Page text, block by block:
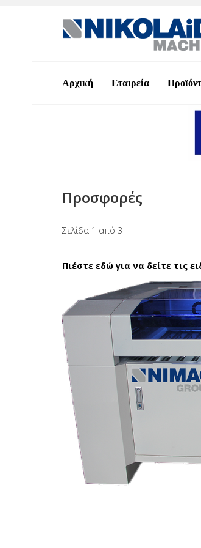
Αρχική Εταιρεία
Προσφορές
Σελίδα 1 από 3
Πιέστε εδώ για να δείτε τις